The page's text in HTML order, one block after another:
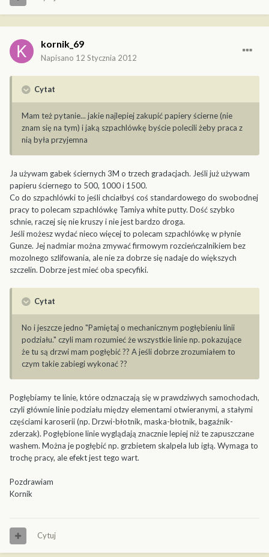
kornik_69
Napisano 12 Stycznia 2012
Cytat
Mam też pytanie... jakie najlepiej zakupić papiery ścierne (nie
znam się na tym) i jaką szpachlówkę byście polecili żeby praca z
nią była przyjemna
Ja używam gabek ściernych 3M o trzech gradacjach. Jeśli już używam
papieru ściernego to 500, 1000 i 1500.
Co do szpachlówki to jeśli chciałbyś coś standardowego do swobodnej
pracy to polecam szpachlówkę Tamiya white putty. Dość szybko
schnie, raczej się nie kruszy i nie jest bardzo droga.
Jeśli możesz wydać nieco więcej to polecam szpachlówkę w płynie
Gunze. Jej nadmiar można zmywać firmowym rozcieńczalnikiem bez
mozolnego szlifowania, ale nie za dobrze się nadaje do większych
szczelin. Dobrze jest mieć oba specyfiki.
Cytat
No i jeszcze jedno "Pamiętaj o mechanicznym pogłębieniu linii
podziału." czyli mam rozumieć że wszystkie linie np. pokazujące
że tu są drzwi mam pogłębić ?? A jeśli dobrze zrozumiałem to
czym takie zabiegi wykonać ??
Pogłębiamy te linie, które odznaczają się w prawdziwych samochodach,
czyli głównie linie podziału między elementami otwieranymi, a stałymi
częściami karoserii (np. Drzwi-błotnik, maska-błotnik, bagaźnik-
zderzak). Pogłębione linie wyglądają znacznie lepiej niż te zapuszczane
washem. Można je pogłębić np. grzbietem skalpela lub igłą. Wymaga to
trochę pracy, ale efekt jest tego wart.
Pozdrawiam
Kornik
Cytuj